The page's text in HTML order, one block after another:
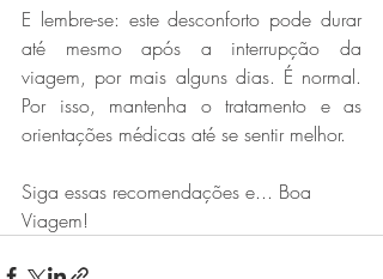
E lembre-se: este desconforto pode durar
até mesmo após a interrupção da
viagem, por mais alguns dias. É normal.
Por isso, mantenha o tratamento e as
orientações médicas até se sentir melhor.
Siga essas recomendações e... Boa
Viagem!